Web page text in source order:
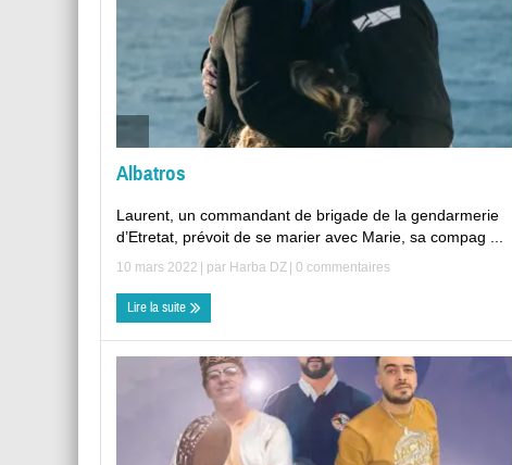
Albatros
Laurent, un commandant de brigade de la gendarmerie
d’Etretat, prévoit de se marier avec Marie, sa compag ...
10 mars 2022 | par Harba DZ 0 commentaires
Lire la suite